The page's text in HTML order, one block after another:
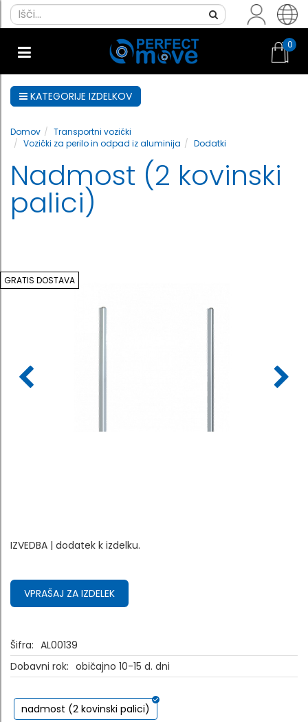
0
KATEGORIJE IZDELKOV
Domov
Transportni vozički
Vozički za perilo in odpad iz aluminija
Dodatki
Nadmost (2 kovinski
palici)
GRATIS DOSTAVA
IZVEDBA | dodatek k izdelku.
VPRAŠAJ ZA IZDELEK
Šifra: AL00139
Dobavni rok: običajno 10-15 d. dni
nadmost (2 kovinski palici)